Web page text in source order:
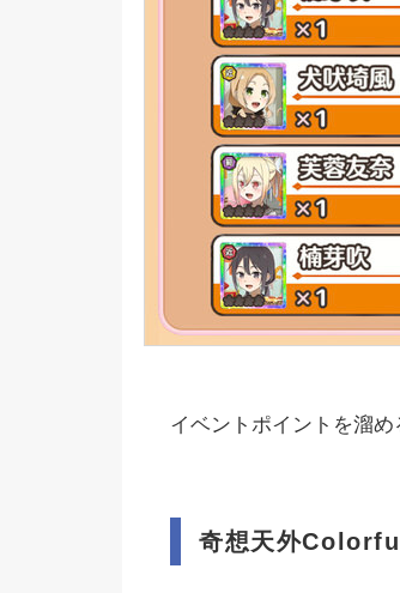
イベントポイントを溜め
奇想天外